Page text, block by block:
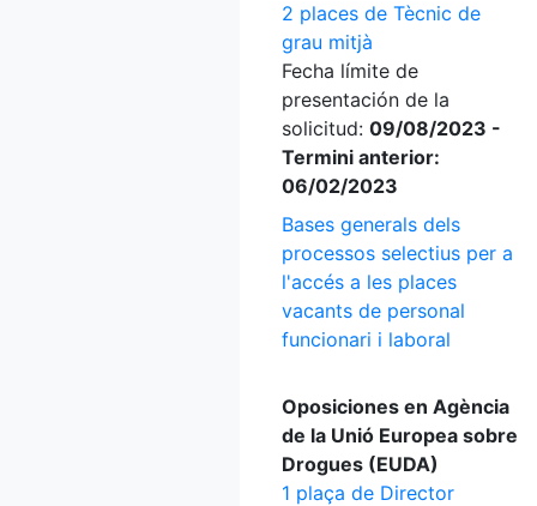
2 places de Tècnic de
grau mitjà
Fecha límite de
presentación de la
solicitud: 09/08/2023 -
Termini anterior:
06/02/2023
Bases generals dels
processos selectius per a
l'accés a les places
vacants de personal
funcionari i laboral
Oposiciones en Agència
de la Unió Europea sobre
Drogues (EUDA)
1 plaça de Director